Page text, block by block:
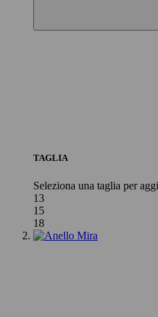
TAGLIA
Seleziona una taglia per
13
15
18